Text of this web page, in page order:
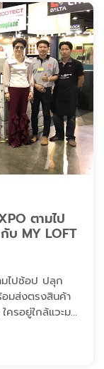
ตามไป
บ MY LOFT
ไปช้อป ปลุก
มส่งตรงสินค้า
รอยู่ใกล้แวะมา
ครั้งที่29